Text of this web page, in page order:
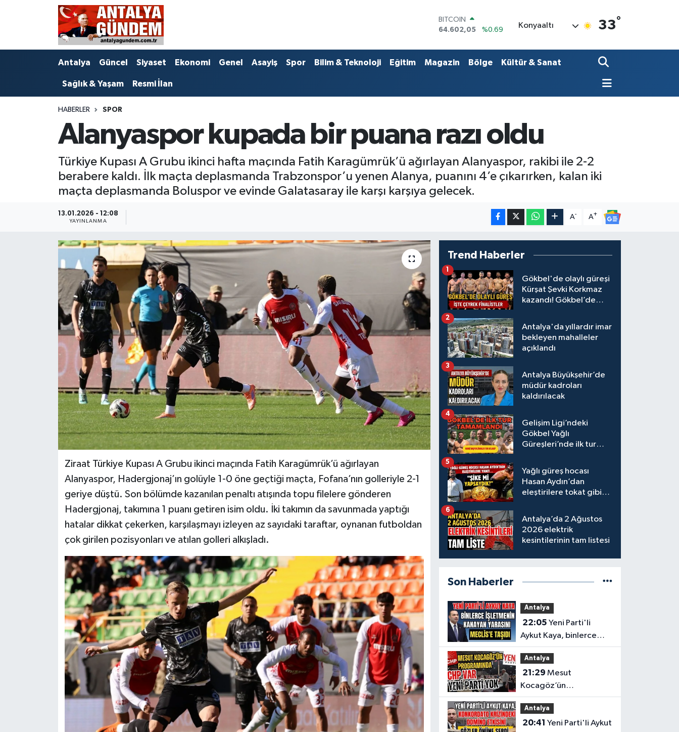
DOLAR
47,6006
%0.06
55,0250
%0.02
STERLİN
64.602,05
%0.69
Konyaaltı 33°
Antalya Güncel Siyaset Ekonomi Genel Asayiş Spor Bilim & Teknoloji Eğitim Magazin Bölge Kültür & Sanat
Sağlık & Yaşam Resmi İlan
HABERLER SPOR
Alanyaspor kupada bir puana razı oldu
Türkiye Kupası A Grubu ikinci hafta maçında Fatih Karagümrük’ü ağırlayan Alanyaspor, rakibi ile 2-2
berabere kaldı. İlk maçta deplasmanda Trabzonspor’u yenen Alanya, puanını 4’e çıkarırken, kalan iki
maçta deplasmanda Boluspor ve evinde Galatasaray ile karşı karşıya gelecek.
13.01.2026 - 12:08
YAYINLANMA
A- A+
Ziraat Türkiye Kupası A Grubu ikinci maçında Fatih Karagümrük’ü ağırlayan
Alanyaspor, Hadergjonaj’ın golüyle 1-0 öne geçtiği maçta, Fofana’nın golleriyle 2-1
geriye düştü. Son bölümde kazanılan penaltı atışında topu filelere gönderen
Hadergjonaj, takımına 1 puanı getiren isim oldu. İki takımın da savunmada yaptığı
hatalar dikkat çekerken, karşılaşmayı izleyen az sayıdaki taraftar, oynanan futboldan
çok girilen pozisyonları ve atılan golleri alkışladı.
Trend Haberler
Gökbel'de olaylı güreşi
Kürşat Şevki Korkmaz
kazandı! Gökbel’de
Gürbüz elendi!
1
Antalya'da yıllardır imar
bekleyen mahalleler
açıklandı
2
Antalya Büyükşehir’de
müdür kadroları
kaldırılacak
3
Gelişim Ligi’ndeki
Gökbel Yağlı
Güreşleri’nde ilk tur
4
Yağlı güreş hocası
Hasan Aydın’dan
eleştirilere tokat gibi
5
Antalya’da 2 Ağustos
2026 elektrik
kesintilerinin tam listesi
6
Son Haberler
Antalya
22:05
Aykut Kaya, binlerce
işletmenin kanayan
yarasını Meclis'e taşıdı
Antalya
21:29
Kocagöz’ün
programında CHP var
Yeni Parti yok
Antalya
20:41
Antalya
Bilim & Teknoloji
EĞİTİM
Ekonomi
Görüntülü Haber
Kültür & Sanat
Magazin
Resmi İlan
Sağlık & Yaşam
Siyaset
Antalya Nöbetçi Eczaneler
Antalya Hava Durumu
Antalya Namaz Vakitleri
Süper Lig Puan Durumu ve Fikstür
Tüm Manşetler
Son Dakika Haberleri
Haber Arşivi